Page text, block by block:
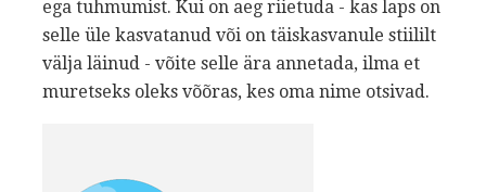
ega tuhmumist. Kui on aeg riietuda - kas laps on
selle üle kasvatanud või on täiskasvanule stiililt
välja läinud - võite selle ära annetada, ilma et
muretseks oleks võõras, kes oma nime otsivad.